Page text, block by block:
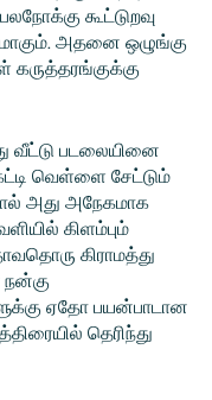
கூட்டுறவு
அதனை ஒழுங்கு
கருத்தரங்குக்கு
வீட்டு படலையினை
வெள்ளை சேட்டும்
அது அநேகமாக
கிளம்பும்
கிராமத்து
ஏதோ பயன்பாடான
தெரிந்து